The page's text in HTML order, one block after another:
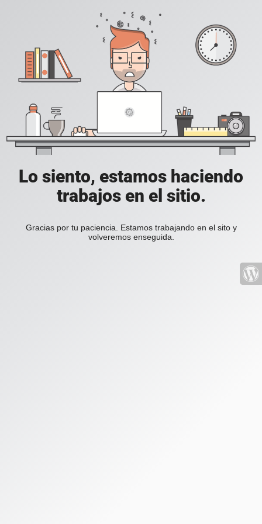
Lo siento, estamos haciendo
trabajos en el sitio.
Gracias por tu paciencia. Estamos trabajando en el sito y
volveremos enseguida.